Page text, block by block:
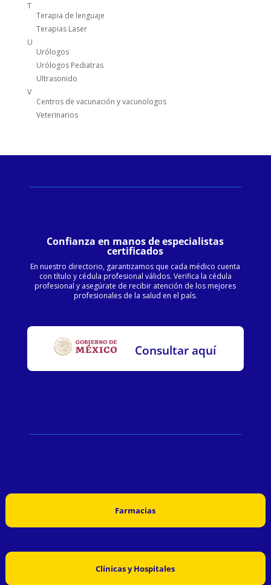
T
Terapia de lenguaje
Terapias Laser
U
Urólogos
Urólogos Pediatras
Ultrasonido
V
Centros de vacunación y vacunologos
Veterinarios
Confianza en manos de especialistas
certificados
En nuestro directorio, garantizamos que cada médico cuenta
con título y cédula profesional válidos. Verifica la cédula
profesional y asegúrate de recibir atención de los mejores
profesionales de la salud en el país.
Consultar aquí
Farmacias
Clínicas y Hospitales